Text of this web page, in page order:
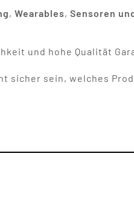
,Wearables,Sensoren
und hohe Qualität
sicher sein, welches